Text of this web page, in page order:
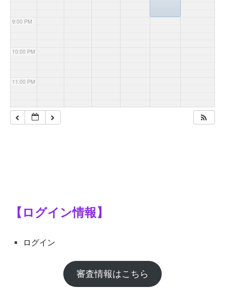
9:00 PM
10:00 PM
11:00 PM
【ログイン情報】
ログイン
審査情報はこちら